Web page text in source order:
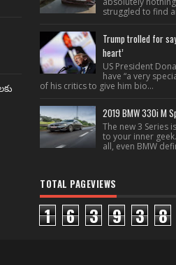
struggled to find
Trump trolled for
heart’
US President
have “a very
of his critics to give him bio...
2019 BMW 330i M
The new 3 Series
to your inner
all, even BMW
TOTAL PAGEVIEWS
1 6 3 9 3 8